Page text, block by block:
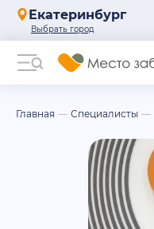
Екатеринбург
Главная Специалисты